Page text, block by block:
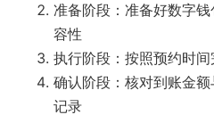
准备阶段：准备好数字
容性
执行阶段：按照预约时
确认阶段：核对到账金
记录